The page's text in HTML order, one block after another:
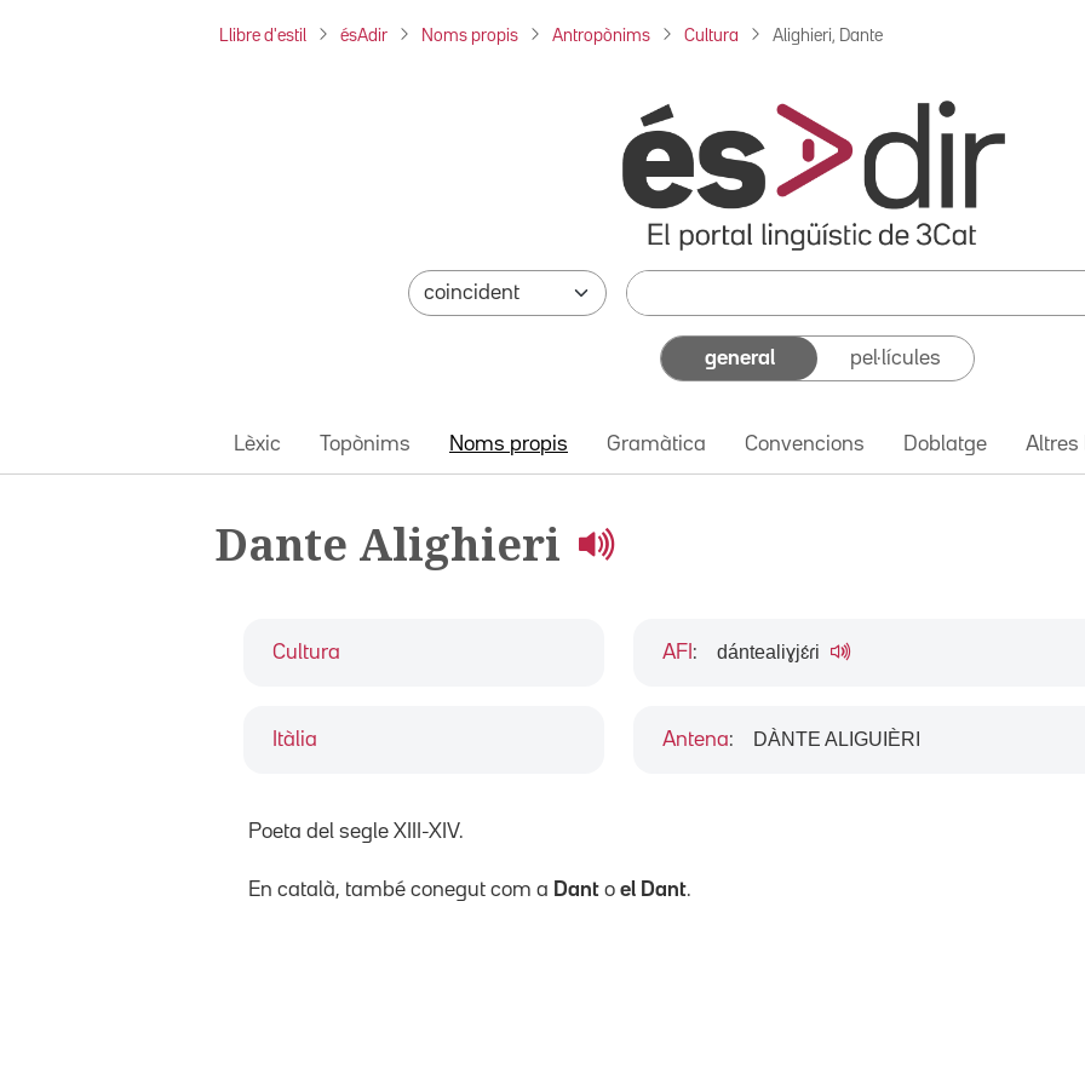
Llibre d'estil ésAdir Noms propis Antropònims Cultura Alighieri, Dante
general pel·lícules
Lèxic Topònims Noms propis Gramàtica Convencions Doblatge Altres
Dante Alighieri
Cultura
Itàlia
AFI : dántealiɣjɛ́ɾi
Antena: DÀNTE ALIGUIÈRI
Poeta del segle XIII-XIV.
En català, també conegut com a Dant o el Dant.